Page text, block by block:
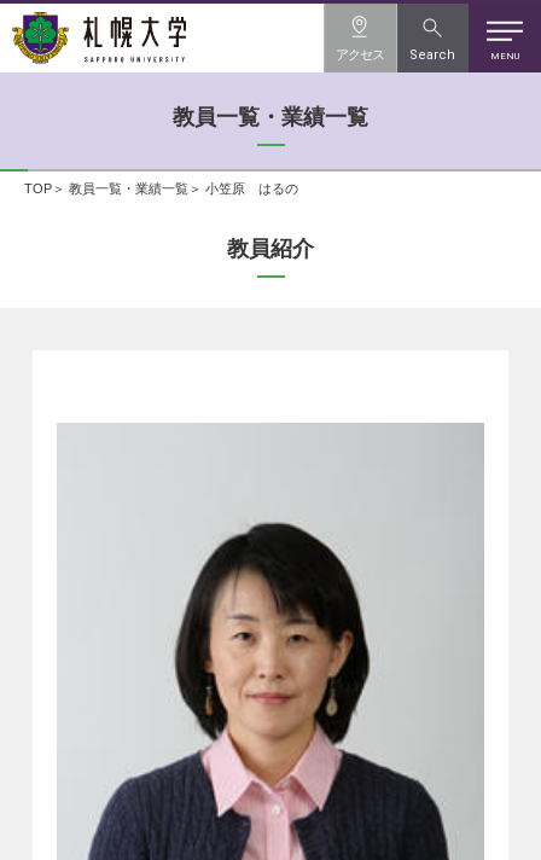
MENU
アクセス Search
教員一覧・業績一覧
TOP 教員一覧・業績一覧 小笠原 はるの
教員紹介